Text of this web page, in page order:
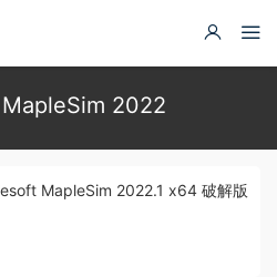
2022
MapleSim 2022.1 x64 破解版